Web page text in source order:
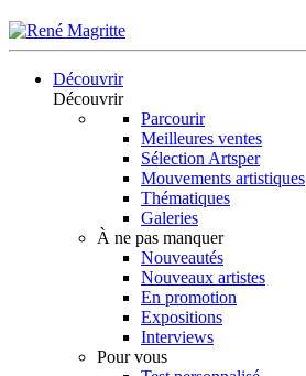
Découvrir
Découvrir
Parcourir
Meilleures ventes
Sélection Artsper
Mouvements artistiques
Thématiques
Galeries
À ne pas manquer
Nouveautés
Nouveaux artistes
En promotion
Expositions
Interviews
Pour vous